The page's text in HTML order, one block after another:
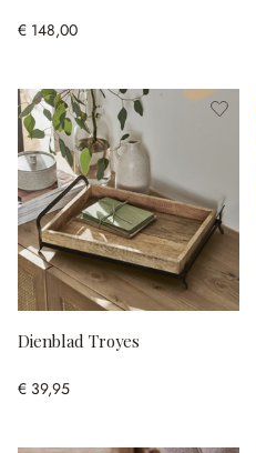
€ 148,00
Dienblad Troyes
€ 39,95